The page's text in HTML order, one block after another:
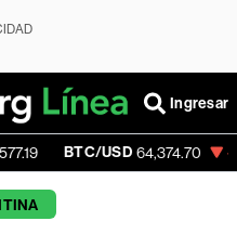
Ingresar
USD 64,374.70 -0.64%